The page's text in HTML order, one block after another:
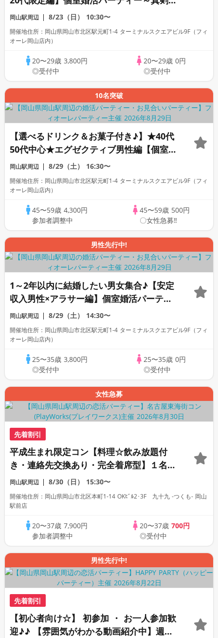
出会い～
岡山駅周辺 8/23（日） 10:30〜
開催地住所：岡山県岡山市北区駅元町1-4 ターミナルスクエアビル9F（フィ
オーレ岡山店内）
20〜29歳 3,800円
◎受付中
20〜29歳 0円
◎受付中
10名突破
【選べるドリンク＆お菓子付き♪】★40代
50代中心★エグゼクティブ男性編【個室】
婚活パーティー～真剣な出会い～
岡山駅周辺 8/29（土） 16:30〜
開催地住所：岡山県岡山市北区駅元町1-4 ターミナルスクエアビル9F（フィ
オーレ岡山店内）
45〜59歳 4,300円
参加者調整中
45〜59歳 500円
〇女性急募‼
男性先行中!
1～2年以内に結婚したい男女集合♪【安定
収入男性×アラサー編】個室婚活パーティ
ー～真剣な出会い～
岡山駅周辺 8/29（土） 14:30〜
開催地住所：岡山県岡山市北区駅元町1-4 ターミナルスクエアビル9F（フィ
オーレ岡山店内）
25〜35歳 3,800円
◎受付中
25〜35歳 0円
◎受付中
女性急募
先着割引
平成生まれ限定コン【料理☆飲み放題付
き・連絡先交換あり・完全着席型】１名参
加多数・初参加も大歓迎☆
岡山駅周辺 8/30（日） 15:30〜
開催地住所：岡山県岡山市北区本町1-14 OKﾋﾞﾙ2･3F 九十九 -つくも- 岡山
駅前店
20〜37歳 7,900円
参加者調整中
20〜37歳 700円
◎受付中
男性先行中!
先着割引
【初心者向け☆】 初参加 ・ お一人参加歓
迎♪♪ 【雰囲気がわかる動画紹介中】週末